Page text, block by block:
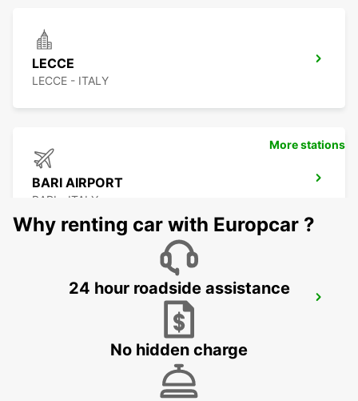
LECCE
LECCE - ITALY
BARI AIRPORT
BARI - ITALY
More stations
Why renting car with Europcar ?
24 hour roadside assistance
No hidden charge